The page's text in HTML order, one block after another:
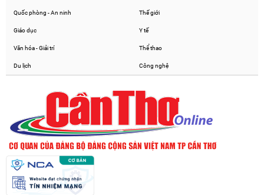
Quốc phòng - An ninh Thế giới
Giáo dục Y tế
Văn hóa - Giải trí Thể thao
Du lịch Công nghệ